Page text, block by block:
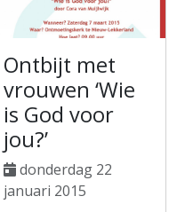
Ontbijt met
vrouwen ‘Wie
is God voor
jou?’
donderdag 22
januari 2015